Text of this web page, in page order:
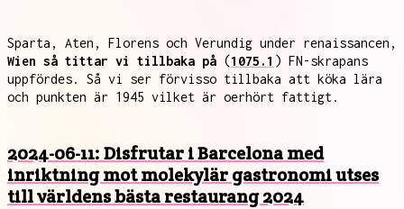
Sparta, Aten, Florens och Verundig under renaissancen,
Wien så tittar vi tillbaka på (1075.1 ) FN-skrapans
uppfördes. Så vi ser förvisso tillbaka att köka lära
och punkten är 1945 vilket är oerhört fattigt.
2024-06-11: Disfrutar i Barcelona med
inriktning mot molekylär gastronomi utses
till världens bästa restaurang 2024